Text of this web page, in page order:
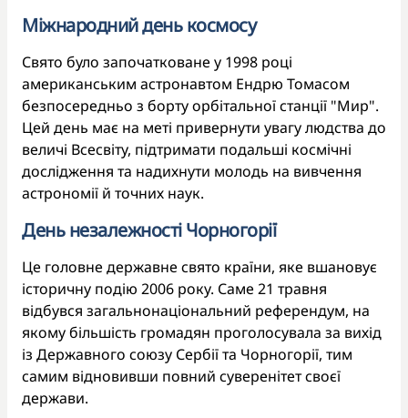
Міжнародний день космосу
Свято було започатковане у 1998 році
американським астронавтом Ендрю Томасом
безпосередньо з борту орбітальної станції "Мир".
Цей день має на меті привернути увагу людства до
величі Всесвіту, підтримати подальші космічні
дослідження та надихнути молодь на вивчення
астрономії й точних наук.
День незалежності Чорногорії
Це головне державне свято країни, яке вшановує
історичну подію 2006 року. Саме 21 травня
відбувся загальнонаціональний референдум, на
якому більшість громадян проголосувала за вихід
із Державного союзу Сербії та Чорногорії, тим
самим відновивши повний суверенітет своєї
держави.